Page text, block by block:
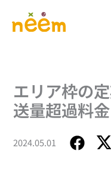
エリア枠の
送量超過料
2024.05.01